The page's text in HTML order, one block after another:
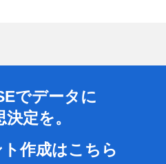
でデータに
定を。
作成はこちら